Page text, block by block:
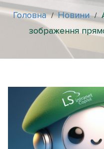
Головна / Новини /
зображення